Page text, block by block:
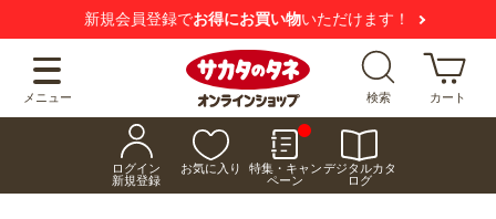
【注意喚起】悪質な偽サイトにご注意ください
メニュー 検索 カート
ログイン
新規登録
お気に入り
特集・キャン
ペーン
デジタルカタ
ログ